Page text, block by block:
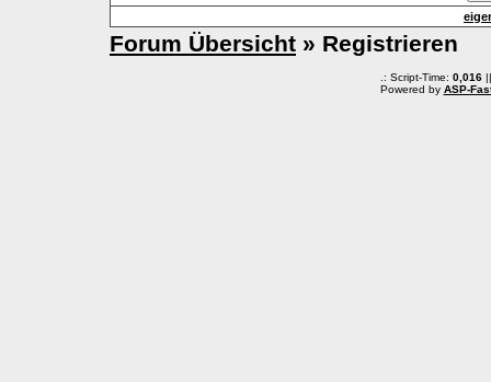
Forum Übersicht » Registrieren
.: Script-Time: 0,016||
Powered by ASP-